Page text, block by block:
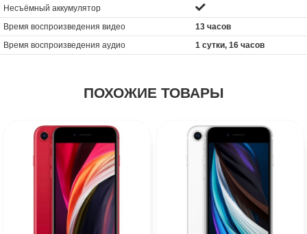
Несъёмный аккумулятор
Время воспроизведения видео
13 часов
Время воспроизведения аудио
1 сутки, 16 часов
ПОХОЖИЕ ТОВАРЫ